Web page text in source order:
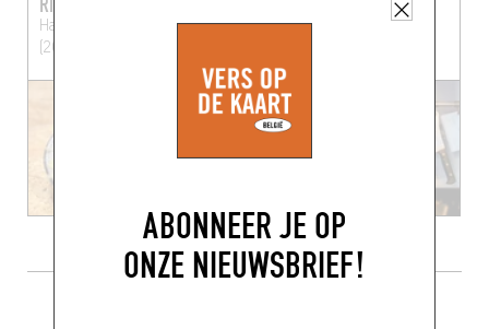
ABONNEER JE OP
ONZE NIEUWSBRIEF!
Haarstraat 15
Antwerpen
(2000)
7 Haarstraat
Antwerpen